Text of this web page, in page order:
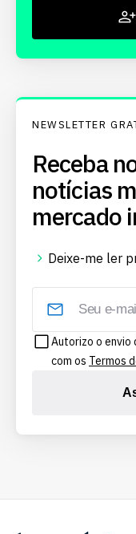
NEWSLETTER
Receba
notícias
mercado
Deixe-me ler
Autorizo o envio
com os Termos